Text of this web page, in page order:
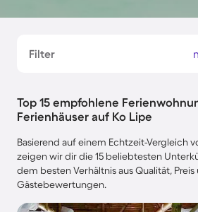
Filter
Top 15 empfohlene
Ferienhäuser auf Ko Lipe
Basierend auf einem Echtzeit-Vergleich
zeigen wir dir die 15 beliebtesten
dem besten Verhältnis aus Qualität, Preis
Gästebewertungen.